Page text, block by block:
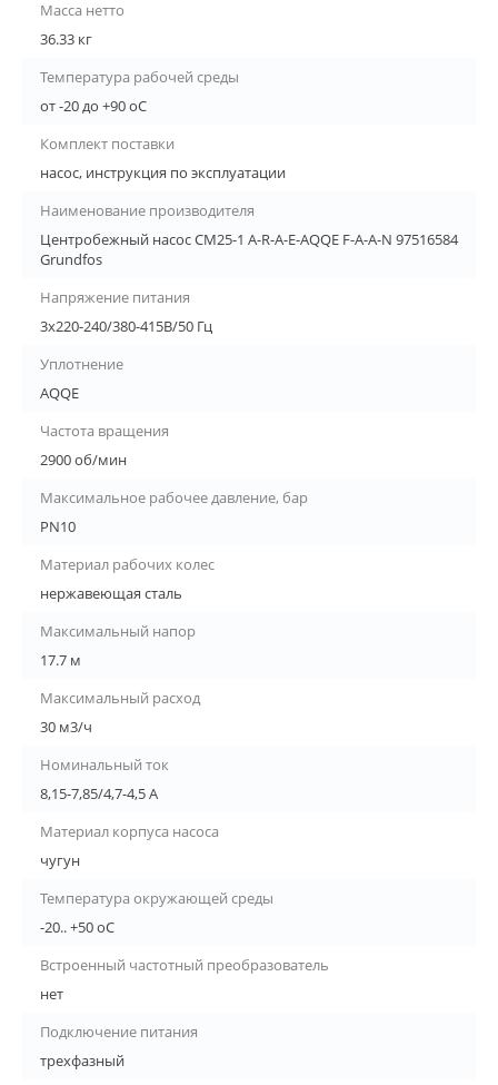
Масса нетто
36.33 кг
Температура рабочей среды
от -20 до +90 oC
Комплект поставки
насос, инструкция по эксплуатации
Наименование производителя
Центробежный насос CM25-1 A-R-A-E-AQQE F-A-A-N 97516584
Grundfos
Напряжение питания
3х220-240/380-415В/50 Гц
Уплотнение
AQQE
Частота вращения
2900 об/мин
Максимальное рабочее давление, бар
PN10
Материал рабочих колес
нержавеющая сталь
Максимальный напор
17.7 м
Максимальный расход
30 м3/ч
Номинальный ток
8,15-7,85/4,7-4,5 A
Материал корпуса насоса
чугун
Температура окружающей среды
-20.. +50 oC
Встроенный частотный преобразователь
нет
Подключение питания
трехфазный